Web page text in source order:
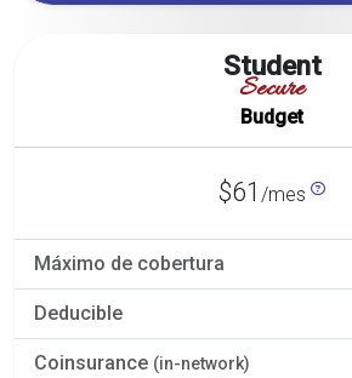
Student
Secure
Budget
$61 /mes
Máximo de cobertura
Deducible
Coinsurance (in-network)